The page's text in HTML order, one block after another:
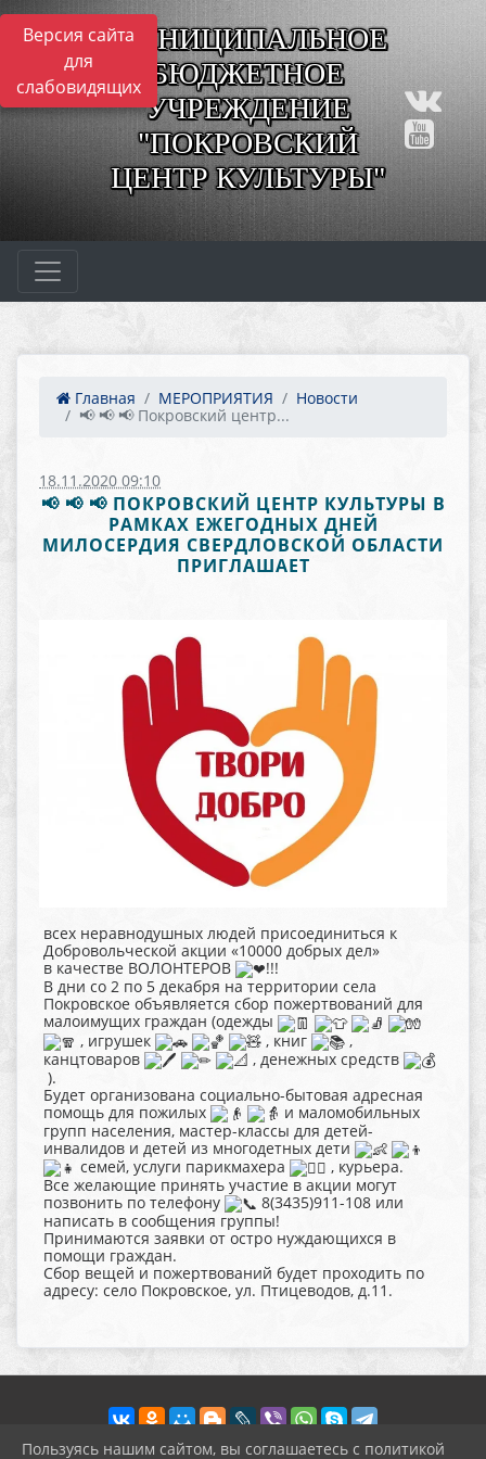
Версия сайта
для
слабовидящих
МУНИЦИПАЛЬНОЕ
БЮДЖЕТНОЕ
УЧРЕЖДЕНИЕ
"ПОКРОВСКИЙ
ЦЕНТР КУЛЬТУРЫ"
Главная МЕРОПРИЯТИЯ
Новости
📢 📢 📢 Покровский центр...
18.11.2020 09:10
📢 📢 📢 ПОКРОВСКИЙ ЦЕНТР КУЛЬТУРЫ В
РАМКАХ ЕЖЕГОДНЫХ ДНЕЙ
МИЛОСЕРДИЯ СВЕРДЛОВСКОЙ ОБЛАСТИ
ПРИГЛАШАЕТ
всех неравнодушных людей присоединиться к
Добровольческой акции «10000 добрых дел»
в качестве ВОЛОНТЕРОВ
!!!
В дни со 2 по 5 декабря на территории села
Покровское объявляется сбор пожертвований для
малоимущих граждан (одежды
, игрушек
, книг
,
канцтоваров
, денежных средств
).
Будет организована социально-бытовая адресная
помощь для пожилых
и маломобильных
групп населения, мастер-классы для детей-
инвалидов и детей из многодетных дети
семей, услуги парикмахера
, курьера.
Все желающие принять участие в акции могут
позвонить по телефону
8(3435)911-108 или
написать в сообщения группы!
Принимаются заявки от остро нуждающихся в
помощи граждан.
Сбор вещей и пожертвований будет проходить по
адресу: село Покровское, ул. Птицеводов, д.11.
Пользуясь нашим сайтом, вы соглашаетесь с политикой